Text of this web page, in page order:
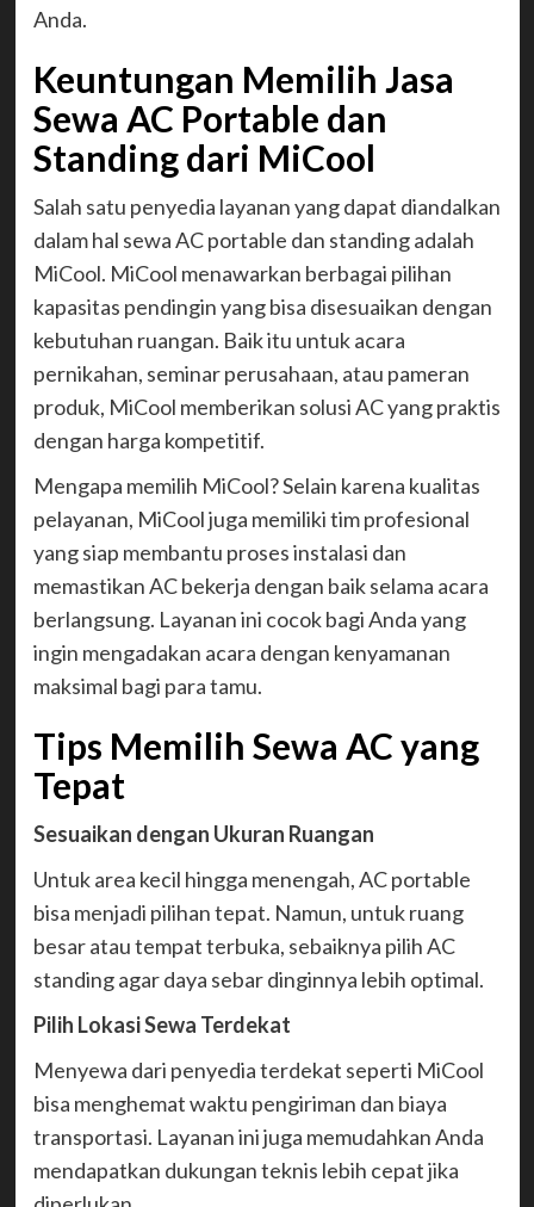
Anda.
Keuntungan Memilih Jasa
Sewa AC Portable dan
Standing dari MiCool
Salah satu penyedia layanan yang dapat diandalkan
dalam hal sewa AC portable dan standing adalah
MiCool. MiCool menawarkan berbagai pilihan
kapasitas pendingin yang bisa disesuaikan dengan
kebutuhan ruangan. Baik itu untuk acara
pernikahan, seminar perusahaan, atau pameran
produk, MiCool memberikan solusi AC yang praktis
dengan harga kompetitif.
Mengapa memilih MiCool? Selain karena kualitas
pelayanan, MiCool juga memiliki tim profesional
yang siap membantu proses instalasi dan
memastikan AC bekerja dengan baik selama acara
berlangsung. Layanan ini cocok bagi Anda yang
ingin mengadakan acara dengan kenyamanan
maksimal bagi para tamu.
Tips Memilih Sewa AC yang
Tepat
Sesuaikan dengan Ukuran Ruangan
Untuk area kecil hingga menengah, AC portable
bisa menjadi pilihan tepat. Namun, untuk ruang
besar atau tempat terbuka, sebaiknya pilih AC
standing agar daya sebar dinginnya lebih optimal.
Pilih Lokasi Sewa Terdekat
Menyewa dari penyedia terdekat seperti MiCool
bisa menghemat waktu pengiriman dan biaya
transportasi. Layanan ini juga memudahkan Anda
mendapatkan dukungan teknis lebih cepat jika